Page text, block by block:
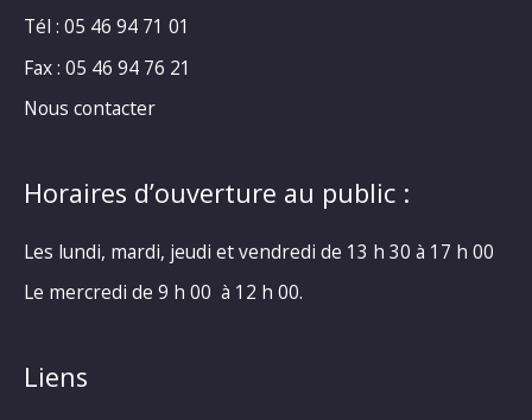
Tél : 05 46 94 71 01
Fax : 05 46 94 76 21
Nous contacter
Horaires d’ouverture au public :
Les lundi, mardi, jeudi et vendredi de 13 h 30 à 17 h 00
Le mercredi de 9 h 00 à 12 h 00.
Liens